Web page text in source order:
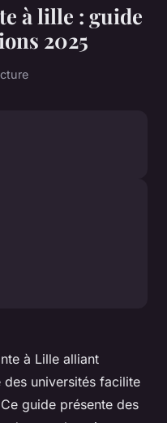
à lille : guide
2025
à Lille alliant
universités facilite
guide présente des